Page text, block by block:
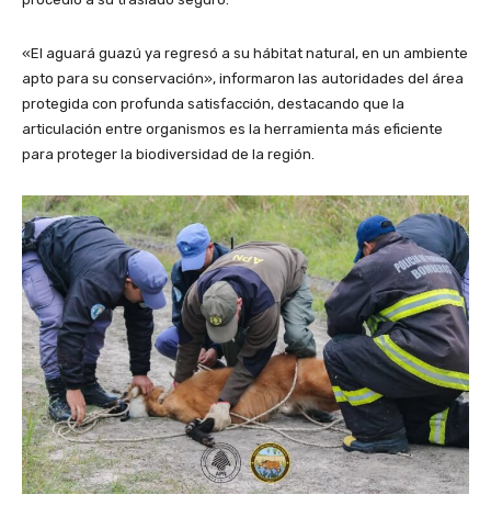
«El aguará guazú ya regresó a su hábitat natural, en un ambiente
apto para su conservación», informaron las autoridades del área
protegida con profunda satisfacción, destacando que la
articulación entre organismos es la herramienta más eficiente
para proteger la biodiversidad de la región.